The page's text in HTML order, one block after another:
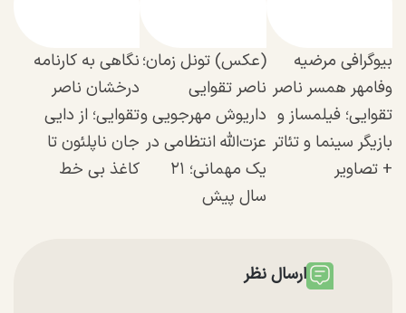
بیوگرافی مرضیه
وفامهر همسر ناصر
تقوایی؛ فیلمساز و
بازیگر سینما و تئاتر
+ تصاویر
(عکس) تونل زمان؛
ناصر تقوایی
داریوش مهرجویی و
عزت‌الله انتظامی در
یک مهمانی؛ ۲۱
سال پیش
نگاهی به کارنامه
درخشان ناصر
تقوایی؛ از دایی
جان ناپلئون تا
کاغذ بی خط
ارسال نظر